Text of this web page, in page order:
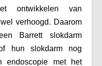
ontwikkelen van
verhoogd. Daarom
Barrett slokdarm
hun slokdarm nog
endoscopie met het